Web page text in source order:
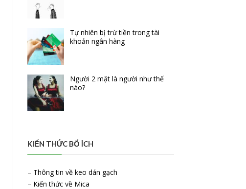
Tự nhiên bị trừ tiền trong tài
khoản ngân hàng
Người 2 mặt là người như thế
nào?
KIẾN THỨC BỔ ÍCH
– Thông tin về keo dán gạch
– Kiến thức về Mica